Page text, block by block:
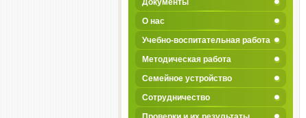
Документы
О нас
Учебно-воспитательная работа
Методическая работа
Семейное устройство
Сотрудничество